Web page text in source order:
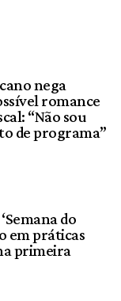
nega
romance
“Não sou
de programa”
do
em práticas
primeira